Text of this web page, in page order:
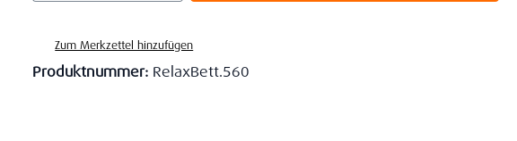
Zum Merkzettel hinzufügen
Produktnummer: RelaxBett.560